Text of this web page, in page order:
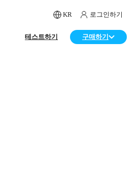
KR 로그인하기
테스트하기 구매하기